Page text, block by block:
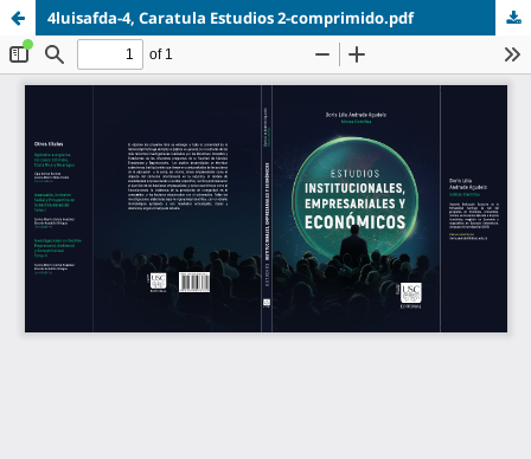
4luisafda-4, Caratula Estudios 2-comprimido.pdf